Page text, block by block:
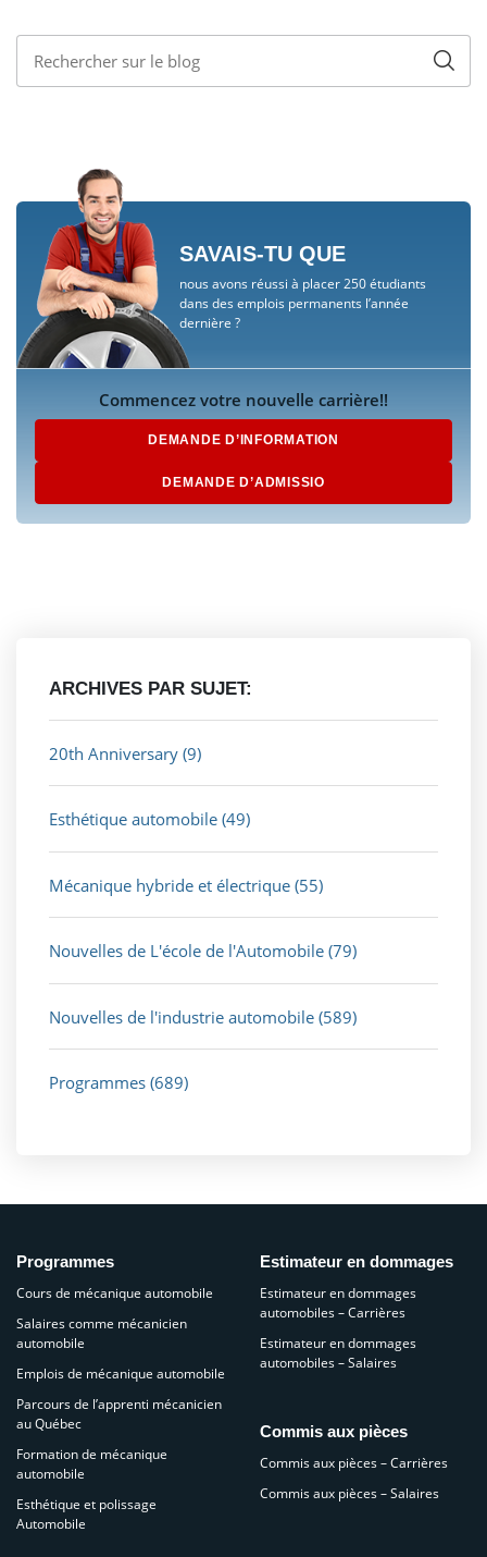
SAVAIS-TU QUE
nous avons réussi à placer 250 étudiants
dans des emplois permanents l’année
dernière ?
Commencez votre nouvelle carrière!!
DEMANDE D’INFORMATION
DEMANDE D’ADMISSIO
ARCHIVES PAR SUJET:
20th Anniversary (9)
Esthétique automobile (49)
Mécanique hybride et électrique (55)
Nouvelles de L'école de l'Automobile (79)
Nouvelles de l'industrie automobile (589)
Programmes (689)
Programmes
Cours de mécanique automobile
Salaires comme mécanicien
automobile
Emplois de mécanique automobile
Parcours de l’apprenti mécanicien
au Québec
Formation de mécanique
automobile
Esthétique et polissage
Automobile
Estimateur en dommages
Estimateur en dommages
automobiles – Carrières
Estimateur en dommages
automobiles – Salaires
Commis aux pièces
Commis aux pièces – Carrières
Commis aux pièces – Salaires